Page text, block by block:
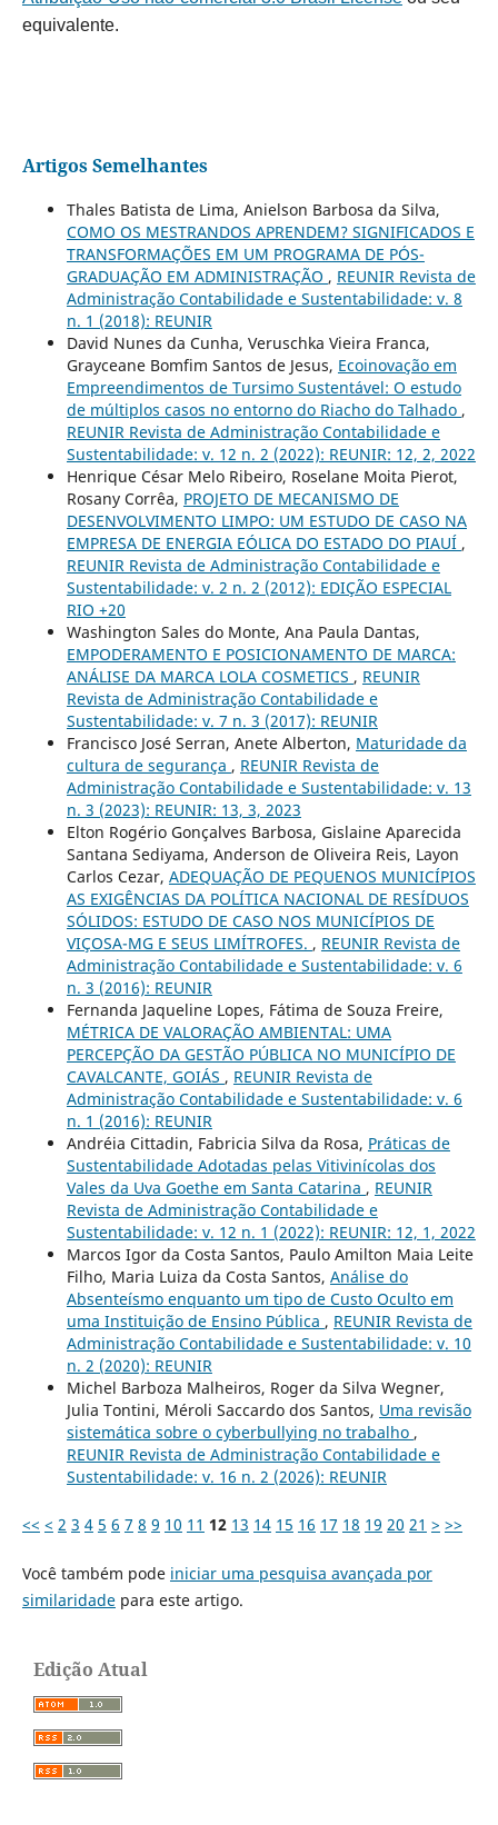
equivalente.
Artigos Semelhantes
Thales Batista de Lima, Anielson Barbosa da Silva,
COMO OS MESTRANDOS APRENDEM? SIGNIFICADOS E
TRANSFORMAÇÕES EM UM PROGRAMA DE PÓS-
GRADUAÇÃO EM ADMINISTRAÇÃO , REUNIR Revista de
Administração Contabilidade e Sustentabilidade: v. 8
n. 1 (2018): REUNIR
David Nunes da Cunha, Veruschka Vieira Franca,
Grayceane Bomfim Santos de Jesus, Ecoinovação em
Empreendimentos de Tursimo Sustentável: O estudo
de múltiplos casos no entorno do Riacho do Talhado ,
REUNIR Revista de Administração Contabilidade e
Sustentabilidade: v. 12 n. 2 (2022): REUNIR: 12, 2, 2022
Henrique César Melo Ribeiro, Roselane Moita Pierot,
Rosany Corrêa, PROJETO DE MECANISMO DE
DESENVOLVIMENTO LIMPO: UM ESTUDO DE CASO NA
EMPRESA DE ENERGIA EÓLICA DO ESTADO DO PIAUÍ ,
REUNIR Revista de Administração Contabilidade e
Sustentabilidade: v. 2 n. 2 (2012): EDIÇÃO ESPECIAL
RIO +20
Washington Sales do Monte, Ana Paula Dantas,
EMPODERAMENTO E POSICIONAMENTO DE MARCA:
ANÁLISE DA MARCA LOLA COSMETICS , REUNIR
Revista de Administração Contabilidade e
Sustentabilidade: v. 7 n. 3 (2017): REUNIR
Francisco José Serran, Anete Alberton, Maturidade da
cultura de segurança , REUNIR Revista de
Administração Contabilidade e Sustentabilidade: v. 13
n. 3 (2023): REUNIR: 13, 3, 2023
Elton Rogério Gonçalves Barbosa, Gislaine Aparecida
Santana Sediyama, Anderson de Oliveira Reis, Layon
Carlos Cezar, ADEQUAÇÃO DE PEQUENOS MUNICÍPIOS
AS EXIGÊNCIAS DA POLÍTICA NACIONAL DE RESÍDUOS
SÓLIDOS: ESTUDO DE CASO NOS MUNICÍPIOS DE
VIÇOSA-MG E SEUS LIMÍTROFES. , REUNIR Revista de
Administração Contabilidade e Sustentabilidade: v. 6
n. 3 (2016): REUNIR
Fernanda Jaqueline Lopes, Fátima de Souza Freire,
MÉTRICA DE VALORAÇÃO AMBIENTAL: UMA
PERCEPÇÃO DA GESTÃO PÚBLICA NO MUNICÍPIO DE
CAVALCANTE, GOIÁS , REUNIR Revista de
Administração Contabilidade e Sustentabilidade: v. 6
n. 1 (2016): REUNIR
Andréia Cittadin, Fabricia Silva da Rosa, Práticas de
Sustentabilidade Adotadas pelas Vitivinícolas dos
Vales da Uva Goethe em Santa Catarina , REUNIR
Revista de Administração Contabilidade e
Sustentabilidade: v. 12 n. 1 (2022): REUNIR: 12, 1, 2022
Marcos Igor da Costa Santos, Paulo Amilton Maia Leite
Filho, Maria Luiza da Costa Santos, Análise do
Absenteísmo enquanto um tipo de Custo Oculto em
uma Instituição de Ensino Pública , REUNIR Revista de
Administração Contabilidade e Sustentabilidade: v. 10
n. 2 (2020): REUNIR
Michel Barboza Malheiros, Roger da Silva Wegner,
Julia Tontini, Méroli Saccardo dos Santos, Uma revisão
sistemática sobre o cyberbullying no trabalho ,
REUNIR Revista de Administração Contabilidade e
Sustentabilidade: v. 16 n. 2 (2026): REUNIR
<< < 2 3 4 5 6 7 8 9 10 11 12 13 14 15 16 17 18 19 20 21 > >>
Você também pode iniciar uma pesquisa avançada por
similaridadepara este artigo.
Edição Atual